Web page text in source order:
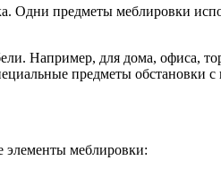
Одни предметы меблировки
Например, для дома, офиса,
предметы обстановки
элементы меблировки: